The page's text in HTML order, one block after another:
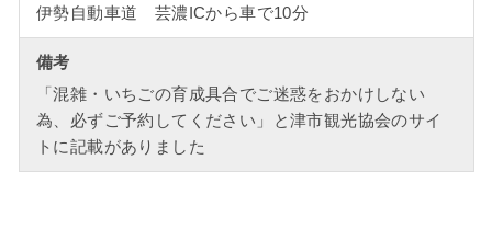
伊勢自動車道 芸濃ICから車で10分
備考
「混雑・いちごの育成具合でご迷惑をおかけしない
為、必ずご予約してください」と津市観光協会のサイ
トに記載がありました